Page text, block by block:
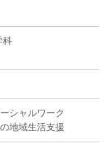
科
ャルワーク
地域生活支援